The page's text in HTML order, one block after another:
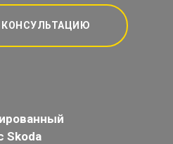
КОНСУЛЬТАЦИЮ
Skoda